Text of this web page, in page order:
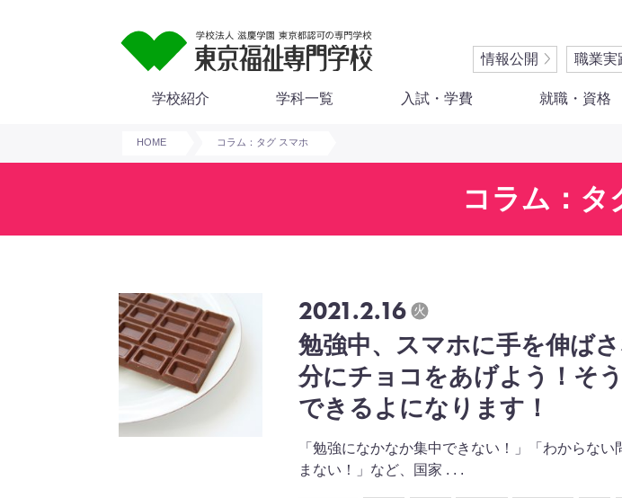
情報公開 職業実
学校紹介 学科一覧 入試・学費 就職・資格
HOME コラム：タグ スマホ
コラム：タ
2021.2.16 火
勉強中、スマホに手を伸ば
分にチョコをあげよう！そ
できるよになります！
「勉強になかなか集中できない！」「わからな
まない！」など、国家 . . .